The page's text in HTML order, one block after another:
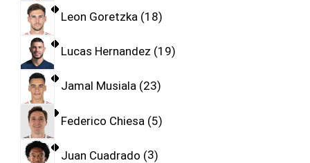
Leon Goretzka 18
Lucas Hernandez 19
Jamal Musiala 23
Federico Chiesa 5
Juan Cuadrado 3